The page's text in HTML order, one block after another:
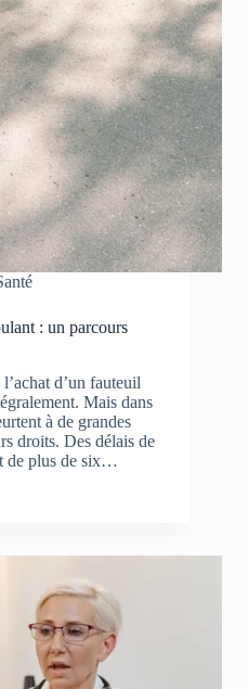
: un parcours
d’un fauteuil
Mais dans
à de grandes
droits. Des délais de
de plus de six…